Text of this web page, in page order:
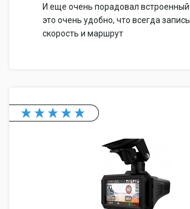
И еще очень порадовал встроенный
это очень удобно, что всегда
скорость и маршрут